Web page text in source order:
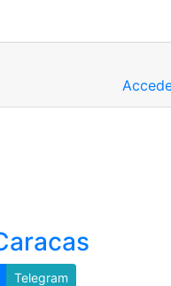
Telegram